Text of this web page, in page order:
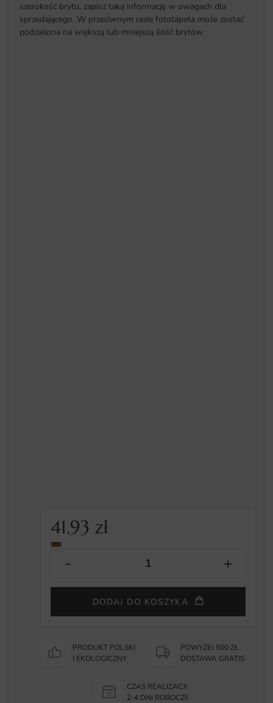
szerokość brytu, zapisz taką informację w uwagach dla
sprzedającego. W przeciwnym razie fototapeta może zostać
podzielona na większą lub mniejszą ilość brytów.
41.93zł
DODAJ DO KOSZYKA
PRODUKT POLSKI
I EKOLOGICZNY
POWYŻEJ 500 ZŁ
DOSTAWA GRATIS
CZAS REALIZACJI
2-4 DNI ROBOCZE